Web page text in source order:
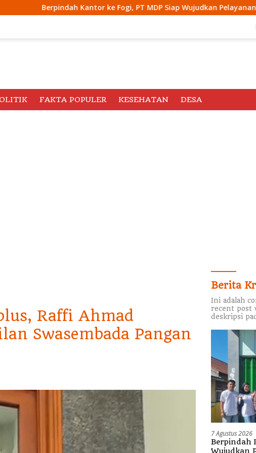
Kantor ke Fogi, PT MDP Siap Wujudkan Pelayanan Nyata bagi
FAKTA POPULER KESEHATAN DESA
Raffi Ahmad
Swasembada Pangan
Berita
Ini adalah
recent post
deskripsi
7 Agustus 2026
Berpindah
Wujudkan